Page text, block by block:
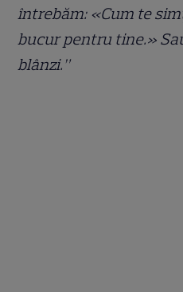
întrebăm: «Cum te
bucur pentru tine.»
blânzi.”